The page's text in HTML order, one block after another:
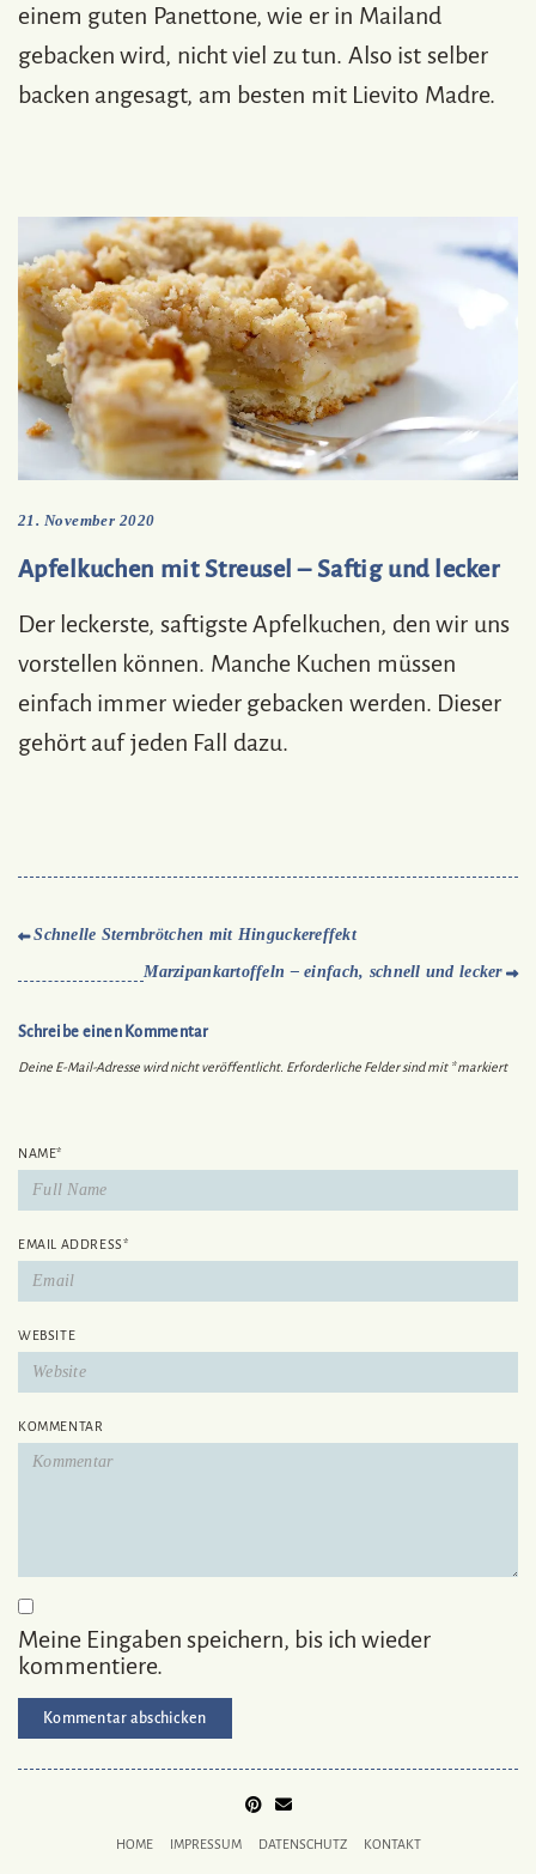
einem guten Panettone, wie er in Mailand
gebacken wird, nicht viel zu tun. Also ist selber
backen angesagt, am besten mit Lievito Madre.
21. November 2020
Apfelkuchen mit Streusel – Saftig und lecker
Der leckerste, saftigste Apfelkuchen, den wir uns
vorstellen können. Manche Kuchen müssen
einfach immer wieder gebacken werden. Dieser
gehört auf jeden Fall dazu.
Schnelle Sternbrötchen mit Hinguckereffekt
Marzipankartoffeln – einfach, schnell und lecker
Schreibe einen Kommentar
Deine E-Mail-Adresse wird nicht veröffentlicht. Erforderliche Felder sind mit *markiert
NAME*
EMAIL ADDRESS*
WEBSITE
KOMMENTAR
Meine Eingaben speichern, bis ich wieder
kommentiere.
TO
HOME IMPRESSUM DATENSCHUTZ KONTAKT